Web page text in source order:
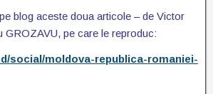
blog aceste doua articole – de Victor
GROZAVU, pe care le reproduc:
social/moldova-republica-romaniei-